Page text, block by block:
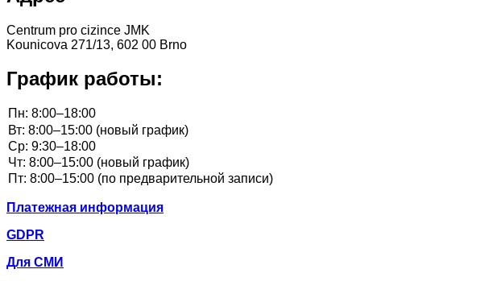
Centrum pro cizince JMK
Kounicova 271/13, 602 00 Brno
График работы:
Платежная информация
GDPR
Для СМИ